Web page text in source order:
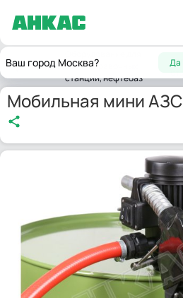
Ваш город Москва? Да
Главнаяавтозаправочных
станций, нефтебаз
Мобильная мини АЗС